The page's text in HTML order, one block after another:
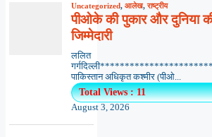
Uncategorized, आलेख,राष्ट्रीय
पीओके की पुकार और दुनिया
जिम्मेदारी
ललित
पाकिस्तान अधिकृत कश्मीर (पीओ...
Total Views : 11
August 3, 2026